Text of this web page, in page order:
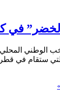
في
الوطني